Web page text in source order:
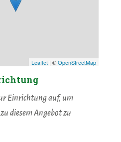
Leaflet | ©OpenStreetMap
Einrichtung auf, um
diesem Angebot zu